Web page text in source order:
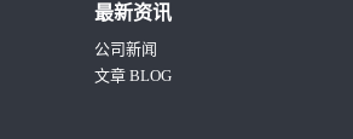
最新资讯
公司新闻
文章 BLOG